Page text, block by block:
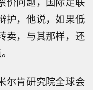
护，他说，如果低
卖，与其那样，还
尔肯研究院全球会